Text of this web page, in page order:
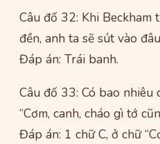
Câu đố 32: Khi Beckham
đền, anh ta sẽ sút vào
Đáp án: Trái banh.
Câu đố 33: Có bao nhiêu
“Cơm, canh, cháo gì tớ
Đáp án: 1 chữ C, ở chữ